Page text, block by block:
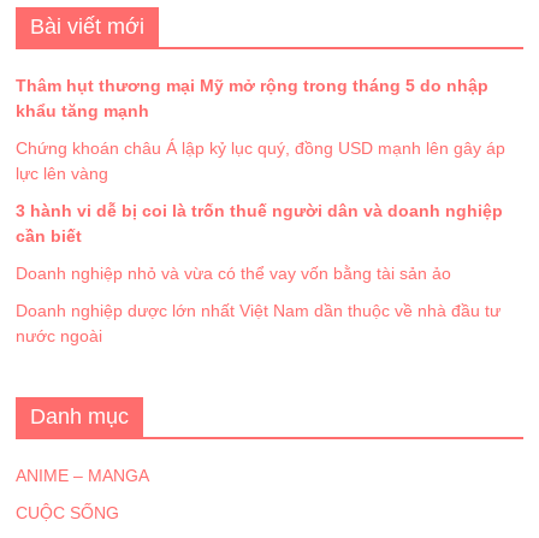
Bài viết mới
Thâm hụt thương mại Mỹ mở rộng trong tháng 5 do nhập
khẩu tăng mạnh
Chứng khoán châu Á lập kỷ lục quý, đồng USD mạnh lên gây áp
lực lên vàng
3 hành vi dễ bị coi là trốn thuế người dân và doanh nghiệp
cần biết
Doanh nghiệp nhỏ và vừa có thể vay vốn bằng tài sản ảo
Doanh nghiệp dược lớn nhất Việt Nam dần thuộc về nhà đầu tư
nước ngoài
Danh mục
ANIME – MANGA
CUỘC SỐNG